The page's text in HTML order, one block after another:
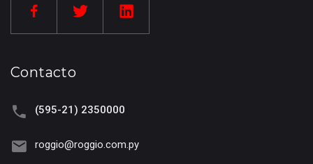
Contacto
(595-21) 2350000
roggio@roggio.com.py